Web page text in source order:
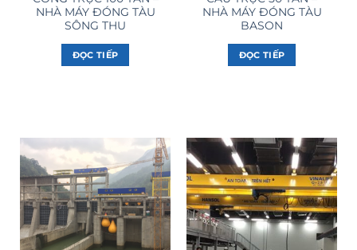
NHÀ MÁY ĐÓNG TÀU
SÔNG THU
ĐỌC TIẾP
NHÀ MÁY ĐÓNG TÀU
BASON
ĐỌC TIẾP